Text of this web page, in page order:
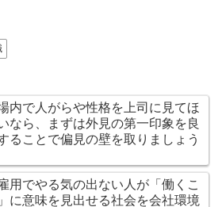
内で人がらや性格を上司に見てほ
なら、まずは外見の第一印象を良
ることで偏見の壁を取りましょう
用でやる気の出ない人が「働くこ
に意味を見出せる社会を会社環境